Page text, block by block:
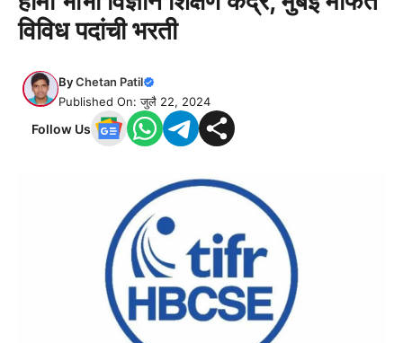
विविध पदांची भरती
ByChetan Patil
Published On: जुलै 22, 2024
Follow Us